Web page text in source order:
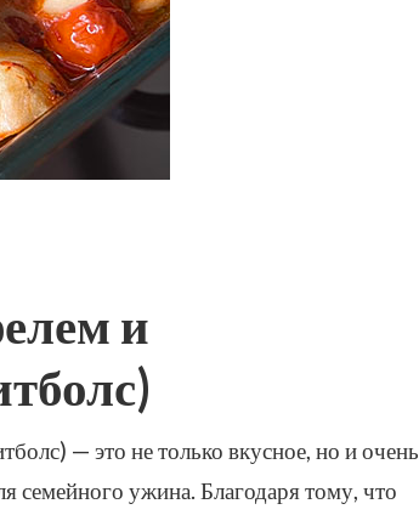
и
— это не только вкусное, но и очень
семейного ужина. Благодаря тому, что